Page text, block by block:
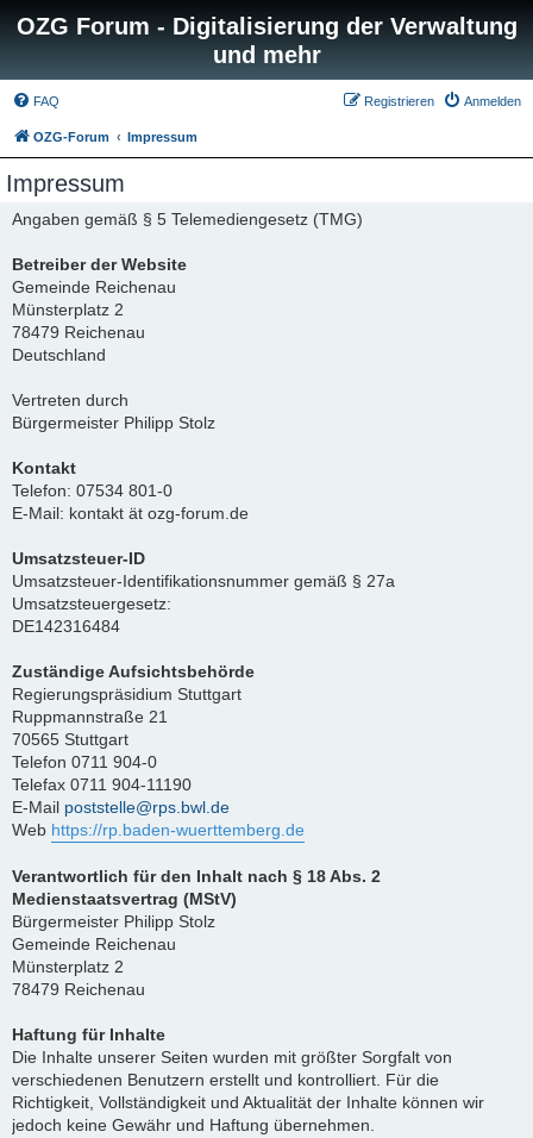
OZG Forum - Digitalisierung der Verwaltung
und mehr
FAQ Anmelden
Registrieren
OZG-Forum Impressum
Impressum
Angaben gemäß § 5 Telemediengesetz (TMG)
Betreiber der Website
Gemeinde Reichenau
Münsterplatz 2
78479 Reichenau
Deutschland
Vertreten durch
Bürgermeister Philipp Stolz
Kontakt
Telefon: 07534 801-0
E-Mail: kontakt ät ozg-forum.de
Umsatzsteuer-ID
Umsatzsteuer-Identifikationsnummer gemäß § 27a
Umsatzsteuergesetz:
DE142316484
Zuständige Aufsichtsbehörde
Regierungspräsidium Stuttgart
Ruppmannstraße 21
70565 Stuttgart
Telefon 0711 904-0
Telefax 0711 904-11190
E-Mail poststelle@rps.bwl.de
Web https://rp.baden-wuerttemberg.de
Verantwortlich für den Inhalt nach § 18 Abs. 2
Medienstaatsvertrag (MStV)
Bürgermeister Philipp Stolz
Gemeinde Reichenau
Münsterplatz 2
78479 Reichenau
Haftung für Inhalte
Die Inhalte unserer Seiten wurden mit größter Sorgfalt von
verschiedenen Benutzern erstellt und kontrolliert. Für die
Richtigkeit, Vollständigkeit und Aktualität der Inhalte können wir
jedoch keine Gewähr und Haftung übernehmen.